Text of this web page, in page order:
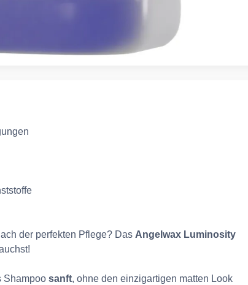
der perfekten Pflege? Das Angelwax Luminosity
Shampoo sanft, ohne den einzigartigen matten Look